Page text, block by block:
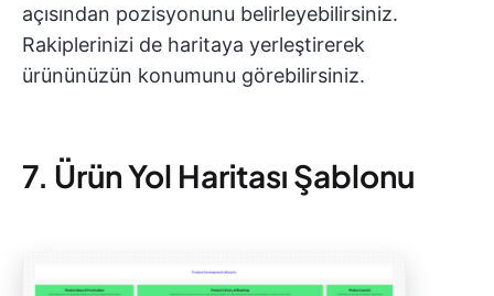
açısından pozisyonunu belirleyebilirsiniz.
Rakiplerinizi de haritaya yerleştirerek
ürününüzün konumunu görebilirsiniz.
7. Ürün Yol Haritası Şablonu